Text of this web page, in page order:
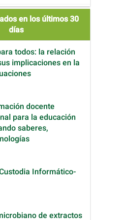
en los últimos 30
días
todos: la relación
implicaciones en la
docente
para la educación
saberes,
Informático-
de extractos